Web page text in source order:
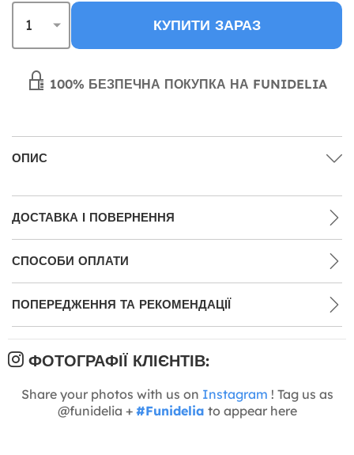
КУПИТИ ЗАРАЗ
100% БЕЗПЕЧНА ПОКУПКА НА FUNIDELIA
ОПИС
ДОСТАВКА І ПОВЕРНЕННЯ
СПОСОБИ ОПЛАТИ
ПОПЕРЕДЖЕННЯ ТА РЕКОМЕНДАЦІЇ
ФОТОГРАФІЇ КЛІЄНТІВ:
Share your photos with us on Instagram ! Tag us as
@funidelia + #Funidelia to appear here